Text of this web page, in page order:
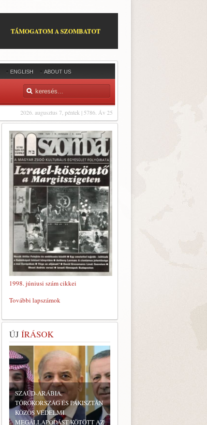
TÁMOGATOM A SZOMBATOT
ENGLISH ABOUT US
2026. augusztus 7, péntek | 5786. Áv 25
1998. júniusi szám cikkei
További lapszámok
ÚJ ÍRÁSOK
SZAÚD-ARÁBIA,
TÖRÖKORSZÁG ÉS PAKISZTÁN
KÖZÖS VÉDELMI
MEGÁLLAPODÁST KÖTÖTT AZ